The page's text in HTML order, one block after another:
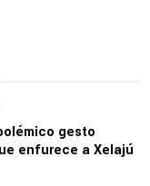
gesto
enfurece a Xelajú